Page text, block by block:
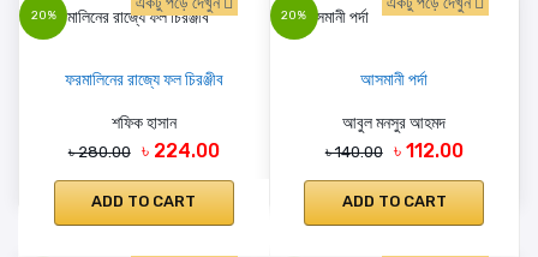
20%
ফরমালিনের রাজ্যে ফল চিরঞ্জীব
শফিক হাসান
৳ 280.00 ৳ 224.00
ADD TO CART
20%
আসমানী পর্দা
আবুল মনসুর আহমদ
৳ 140.00 ৳ 112.00
ADD TO CART